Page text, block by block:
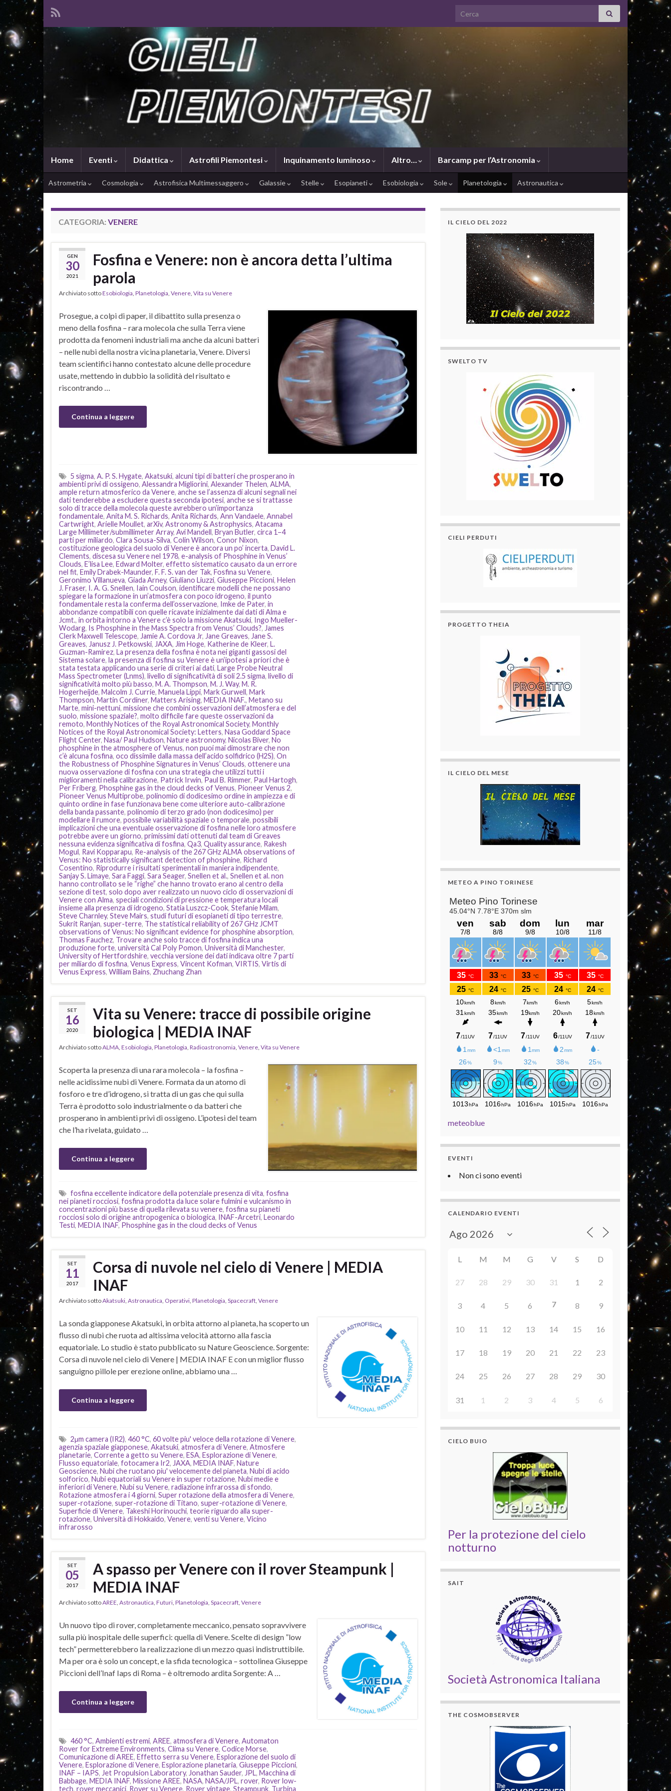
Search for:
Home Eventi Didattica Astrofili Piemontesi Inquinamento luminoso Altro… Barcamp per l’Astronomia
Astrometria Cosmologia Astrofisica Multimessaggero Galassie Stelle Esopianeti Esobiologia Sole Planetologia Astronautica
CATEGORIA: VENERE
GEN
30
2021
Fosfina e Venere: non è ancora detta l’ultima
parola
Archiviato sottoEsobiologia, Planetologia, Venere, Vita su Venere
Prosegue, a colpi di paper, il dibattito sulla presenza o
meno della fosfina – rara molecola che sulla Terra viene
prodotta da fenomeni industriali ma anche da alcuni batteri
– nelle nubi della nostra vicina planetaria, Venere. Diversi
team scientifici hanno contestato alcune delle procedure
usate, mettendo in dubbio la solidità del risultato e
riscontrando …
Continua a leggere
5 sigma, A. P. S. Hygate, Akatsuki, alcuni tipi di batteri che prosperano in
ambienti privi di ossigeno, Alessandra Migliorini, Alexander Thelen, ALMA,
ample return atmosferico da Venere, anche se l’assenza di alcuni segnali nei
dati tenderebbe a escludere questa seconda ipotesi, anche se si trattasse
solo di tracce della molecola queste avrebbero un’importanza
fondamentale, Anita M. S. Richards, Anita Richards, Ann Vandaele, Annabel
Cartwright, Arielle Moullet, arXiv, Astronomy & Astrophysics, Atacama
Large Millimeter/submillimeter Array, Avi Mandell, Bryan Butler, circa 1–4
parti per miliardo, Clara Sousa-Silva, Colin Wilson, Conor Nixon,
costituzione geologica del suolo di Venere è ancora un po’ incerta, David L.
Clements, discesa su Venere nel 1978, e-analysis of Phosphine in Venus’
Clouds, E’lisa Lee, Edward Molter, effetto sistematico causato da un errore
nel fit, Emily Drabek-Maunder, F. F. S. van der Tak, Fosfina su Venere,
Geronimo Villanueva, Giada Arney, Giuliano Liuzzi, Giuseppe Piccioni, Helen
J. Fraser, I. A. G. Snellen, Iain Coulson, identificare modelli che ne possano
spiegare la formazione in un’atmosfera con poco idrogeno, il punto
fondamentale resta la conferma dell’osservazione, Imke de Pater, in
abbondanze compatibili con quelle ricavate inizialmente dai dati di Alma e
Jcmt., in orbita intorno a Venere c’è solo la missione Akatsuki, Ingo Mueller-
Wodarg, Is Phosphine in the Mass Spectra from Venus’ Clouds?, James
Clerk Maxwell Telescope, Jamie A. Cordova Jr, Jane Greaves, Jane S.
Greaves, Janusz J. Petkowski, JAXA, Jim Hoge, Katherine de Kleer, L.
Guzman-Ramirez, La presenza della fosfina è nota nei giganti gassosi del
Sistema solare, la presenza di fosfina su Venere è un’ipotesi a priori che è
stata testata applicando una serie di criteri ai dati, Large Probe Neutral
Mass Spectrometer (Lnms), livello di significatività di soli 2.5 sigma, livello di
significatività molto più basso, M. A. Thompson, M. J. Way, M. R.
Hogerheijde, Malcolm J. Currie, Manuela Lippi, Mark Gurwell, Mark
Thompson, Martin Cordiner, Matters Arising, MEDIA INAF., Metano su
Marte, mini-nettuni, missione che combini osservazioni dell’atmosfera e del
suolo, missione spaziale?, molto difficile fare queste osservazioni da
remoto, Monthly Notices of the Royal Astronomical Society, Monthly
Notices of the Royal Astronomical Society: Letters, Nasa Goddard Space
Flight Center, Nasa/ Paul Hudson, Nature astronomy, Nicolas Biver, No
phosphine in the atmosphere of Venus, non puoi mai dimostrare che non
c’è alcuna fosfina, oco dissimile dalla massa dell’acido solfidrico (H2S), On
the Robustness of Phosphine Signatures in Venus’ Clouds, ottenere una
nuova osservazione di fosfina con una strategia che utilizzi tutti i
miglioramenti nella calibrazione, Patrick Irwin, Paul B. Rimmer, Paul Hartogh,
Per Friberg, Phosphine gas in the cloud decks of Venus, Pioneer Venus 2,
Pioneer Venus Multiprobe, polinomio di dodicesimo ordine in ampiezza e di
quinto ordine in fase funzionava bene come ulteriore auto-calibrazione
della banda passante, polinomio di terzo grado (non dodicesimo) per
modellare il rumore, possibile variabilità spaziale o temporale, possibili
implicazioni che una eventuale osservazione di fosfina nelle loro atmosfere
potrebbe avere un giorno, primissimi dati ottenuti dal team di Greaves
nessuna evidenza significativa di fosfina, Qa3, Quality assurance, Rakesh
Mogul, Ravi Kopparapu, Re-analysis of the 267 GHz ALMA observations of
Venus: No statistically significant detection of phosphine, Richard
Cosentino, Riprodurre i risultati sperimentali in maniera indipendente,
Sanjay S. Limaye, Sara Faggi, Sara Seager, Snellen et al., Snellen et al. non
hanno controllato se le “righe” che hanno trovato erano al centro della
sezione di test, solo dopo aver realizzato un nuovo ciclo di osservazioni di
Venere con Alma, speciali condizioni di pressione e temperatura locali
insieme alla presenza di idrogeno, Statia Luszcz-Cook, Stefanie Milam,
Steve Charnley, Steve Mairs, studi futuri di esopianeti di tipo terrestre,
Sukrit Ranjan, super-terre, The statistical reliability of 267 GHz JCMT
observations of Venus: No significant evidence for phosphine absorption,
Thomas Fauchez, Trovare anche solo tracce di fosfina indica una
produzione forte, università Cal Poly Pomon, Università di Manchester,
University of Hertfordshire, vecchia versione dei dati indicava oltre 7 parti
per miliardo di fosfina, Venus Express, Vincent Kofman, VIRTIS, Virtis di
Venus Express, William Bains, Zhuchang Zhan
SET
16
2020
Vita su Venere: tracce di possibile origine
biologica | MEDIA INAF
Archiviato sottoALMA, Esobiologia, Planetologia, Radioastronomia, Venere, Vita su Venere
Scoperta la presenza di una rara molecola – la fosfina –
nelle acidissime nubi di Venere. Formata da un atomo di
fosforo e tre d’idrogeno, si tratta di un gas che qui sulla
Terra è prodotto solo industrialmente o da batteri che
prosperano in ambienti privi di ossigeno. L’ipotesi del team
che l’ha rivelata, guidato …
Continua a leggere
fosfina eccellente indicatore della potenziale presenza di vita, fosfina
nei pianeti rocciosi, fosfina prodotta da luce solare fulmini e vulcanismo in
concentrazioni più basse di quella rilevata su venere, fosfina su pianeti
rocciosi solo di origine antropogenica o biologica, INAF-Arcetri, Leonardo
Testi, MEDIA INAF, Phosphine gas in the cloud decks of Venus
SET
11
2017
Corsa di nuvole nel cielo di Venere | MEDIA
INAF
Archiviato sottoAkatsuki Astronautica Operativi Planetologia Spacecraft Venere
La sonda giapponese Akatsuki, in orbita attorno al pianeta, ha scoperto un
flusso di nubi che ruota ad altissima velocità attorno alla fascia
equatoriale. Lo studio è stato pubblicato su Nature Geoscience. Sorgente:
Corsa di nuvole nel cielo di Venere | MEDIA INAF E con un miglior flusso
sanguigno pillole per erezione online, abbiamo una …
Continua a leggere
2μm camera (IR2), 460 °C, 60 volte piu' veloce della rotazione di Venere,
agenzia spaziale giapponese, Akatsuki, atmosfera di Venere, Atmosfere
planetarie, Corrente a getto su Venere, ESA, Esplorazione di Venere,
Flusso equatoriale, fotocamera Ir2, JAXA, MEDIA INAF, Nature
Geoscience, Nubi che ruotano piu' velocemente del pianeta, Nubi di acido
solforico, Nubi equatoriali su Venere in super rotazione, Nubi medie e
inferiori di Venere, Nubi su Venere, radiazione infrarossa di sfondo,
Rotazione atmosfera i 4 giorni, Super rotazione della atmosfera di Venere,
super-rotazione, super-rotazione di Titano, super-rotazione di Venere,
Superficie di Venere, Takeshi Horinouchi, teorie riguardo alla super-
rotazione, Università di Hokkaido, Venere, venti su Venere, Vicino
infrarosso
SET
05
2017
A spasso per Venere con il rover Steampunk |
MEDIA INAF
Archiviato sottoAREE Astronautica Futuri Planetologia Spacecraft Venere
Un nuovo tipo di rover, completamente meccanico, pensato sopravvivere
sulla più inospitale delle superfici: quella di Venere. Scelte di design ”low
tech” permetterebbero la realizzazione di un mezzo quasi indistruttibile.
Ma per ora è solo un concept, e la sfida tecnologica – sottolinea Giuseppe
Piccioni dell’Inaf Iaps di Roma – è oltremodo ardita Sorgente: A …
Continua a leggere
460 °C, Ambienti estremi, AREE, atmosfera di Venere, Automaton
Rover for Extreme Environments, Clima su Venere, Codice Morse,
Comunicazione di AREE, Effetto serra su Venere, Esplorazione del suolo di
Venere, Esplorazione di Venere, Esplorazione planetaria, Giuseppe Piccioni,
INAF – IAPS, Jet Propulsion Laboratory, Jonathan Sauder, JPL, Macchina di
Babbage, MEDIA INAF, Missione AREE, NASA, NASA/JPL, rover, Rover low-
tech, rover meccanici, Rover su Venere, Rover vintage, Steampunk, Turbina
IL CIELO DEL 2022
SWELTO TV
CIELI PERDUTI
PROGETTO THEIA
IL CIELO DEL MESE
METEO A PINO TORINESE
meteoblue
EVENTI
Non ci sono eventi
CALENDARIO EVENTI
L M M G V S D
27 28 29 30 31 1 2
3 4 5 6 7 8 9
10 11 12 13 14 15 16
17 18 19 20 21 22 23
24 25 26 27 28 29 30
31 1 2 3 4 5 6
CIELO BUIO
Per la protezione del cielo
notturno
SAIT
Società Astronomica Italiana
THE COSMOBSERVER